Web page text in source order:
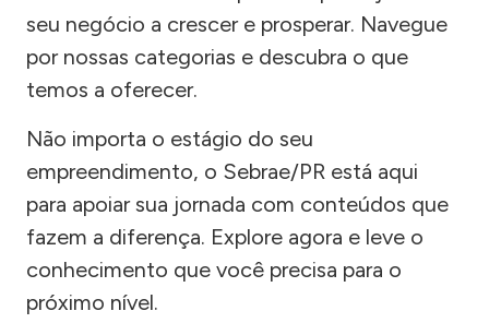
seu negócio a crescer e prosperar. Navegue
por nossas categorias e descubra o que
temos a oferecer.
Não importa o estágio do seu
empreendimento, o Sebrae/PR está aqui
para apoiar sua jornada com conteúdos que
fazem a diferença. Explore agora e leve o
conhecimento que você precisa para o
próximo nível.